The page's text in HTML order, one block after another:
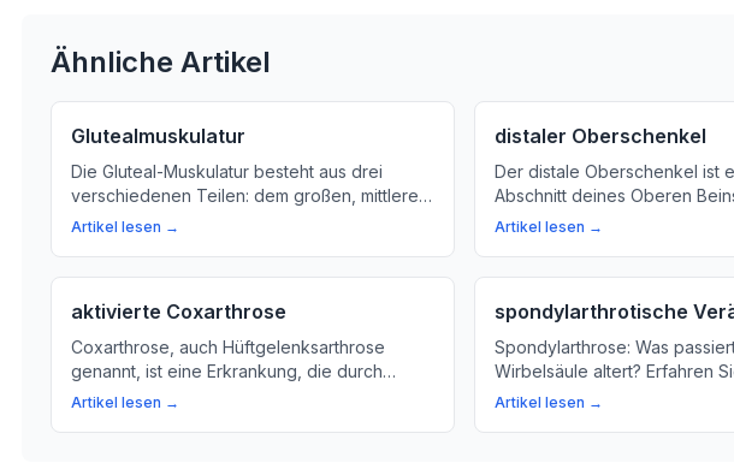
Ähnliche Artikel
Glutealmuskulatur
Die Gluteal-Muskulatur besteht aus drei
verschiedenen Teilen: dem großen, mittleren
und kleinen Gesäßmuskel. Wir erklären, wie
Artikel lesen →
distaler Oberschenkel
Der distale Oberschenkel ist
Abschnitt deines Oberen
was er bedeutet und warum
Artikel lesen →
aktivierte Coxarthrose
Coxarthrose, auch Hüftgelenksarthrose
genannt, ist eine Erkrankung, die durch
Abnutzung des Gelenkknorpels am
Artikel lesen →
spondylarthrotische
Spondylarthrose: Was
Wirbelsäule altert? Erfahren
die Veränderung an den
Artikel lesen →